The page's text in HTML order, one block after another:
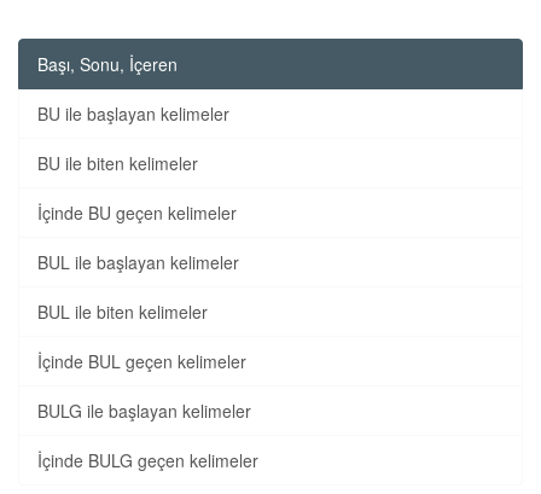
Başı, Sonu, İçeren
BU ile başlayan kelimeler
BU ile biten kelimeler
İçinde BU geçen kelimeler
BUL ile başlayan kelimeler
BUL ile biten kelimeler
İçinde BUL geçen kelimeler
BULG ile başlayan kelimeler
İçinde BULG geçen kelimeler